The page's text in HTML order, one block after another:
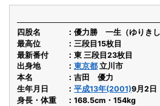
四股名
優力勝 一生（ゆりき
最高位
三段目15枚目
最新番付
東 三段目23枚目
出身地
東京都 立川市
本名
吉田 優力
生年月日
平成13年(2001)9月2日
身長・体重
168.5cm・154kg